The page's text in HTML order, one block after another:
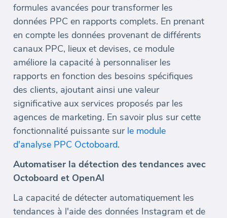
formules avancées pour transformer les
données PPC en rapports complets. En prenant
en compte les données provenant de différents
canaux PPC, lieux et devises, ce module
améliore la capacité à personnaliser les
rapports en fonction des besoins spécifiques
des clients, ajoutant ainsi une valeur
significative aux services proposés par les
agences de marketing. En savoir plus sur cette
fonctionnalité puissante sur le module
d'analyse PPC Octoboard.
Automatiser la détection des tendances avec
Octoboard et OpenAI
La capacité de détecter automatiquement les
tendances à l'aide des données Instagram et de